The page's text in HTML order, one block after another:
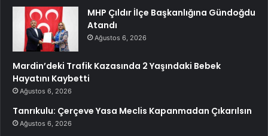
MHP Çıldır İlçe Başkanlığına Gündoğdu
Atandı
Ağustos 6, 2026
Mardin’deki Trafik Kazasında 2 Yaşındaki Bebek
Hayatını Kaybetti
Ağustos 6, 2026
Tanrıkulu: Çerçeve Yasa Meclis Kapanmadan Çıkarılsın
Ağustos 6, 2026